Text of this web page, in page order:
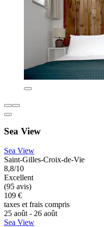
Sea View
Sea View
Saint-Gilles-Croix-de-Vie
8,8/10
Excellent
(95 avis)
109 €
taxes et frais compris
25 août - 26 août
Sea View